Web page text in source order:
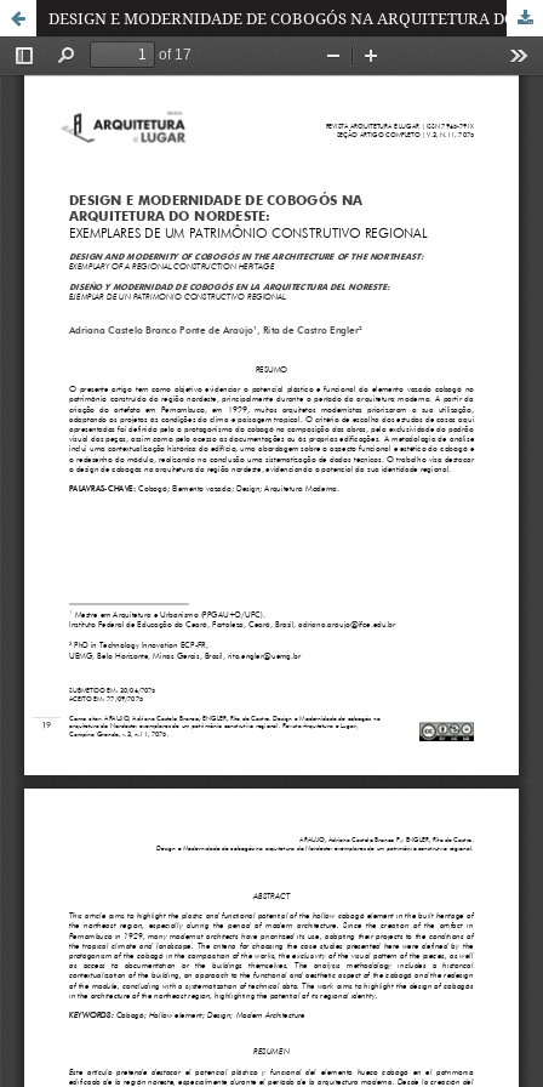
DESIGN E MODERNIDADE DE COBOGÓS NA ARQUITETURA DO NORDESTE